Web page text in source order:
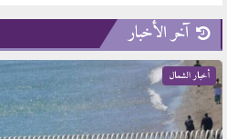
آخر الأخبار
أخبار الشمال